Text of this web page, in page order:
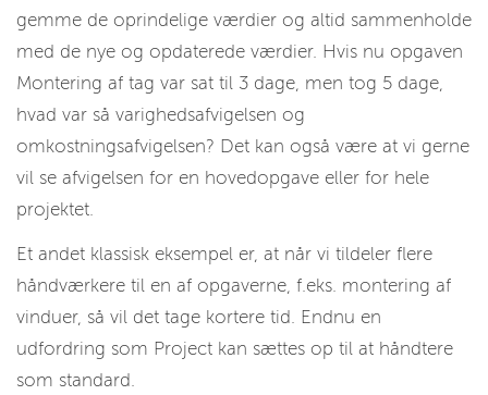
gemme de oprindelige værdier og altid sammenholde
med de nye og opdaterede værdier. Hvis nu opgaven
Montering af tag var sat til 3 dage, men tog 5 dage,
hvad var så varighedsafvigelsen og
omkostningsafvigelsen? Det kan også være at vi gerne
vil se afvigelsen for en hovedopgave eller for hele
projektet.
Et andet klassisk eksempel er, at når vi tildeler flere
håndværkere til en af opgaverne, f.eks. montering af
vinduer, så vil det tage kortere tid. Endnu en
udfordring som Project kan sættes op til at håndtere
som standard.